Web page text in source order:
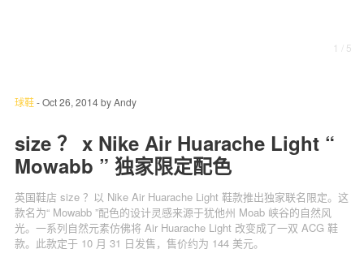
科 技
关于我们 联系我们
1 / 5
球鞋-Oct 26, 2014byAndy
size ？ x Nike Air Huarache Light “
Mowabb ” 独家限定配色
英国鞋店 size ？以 Nike Air Huarache Light 鞋款推出独家联名限定。这
款名为“ Mowabb ”配色的设计灵感来源于犹他州 Moab 峡谷的自然风
光。一系列自然元素仿佛将 Air Huarache Light 改变成了一双 ACG 鞋
款。此款定于 10 月 31 日发售，售价约为 144 美元。